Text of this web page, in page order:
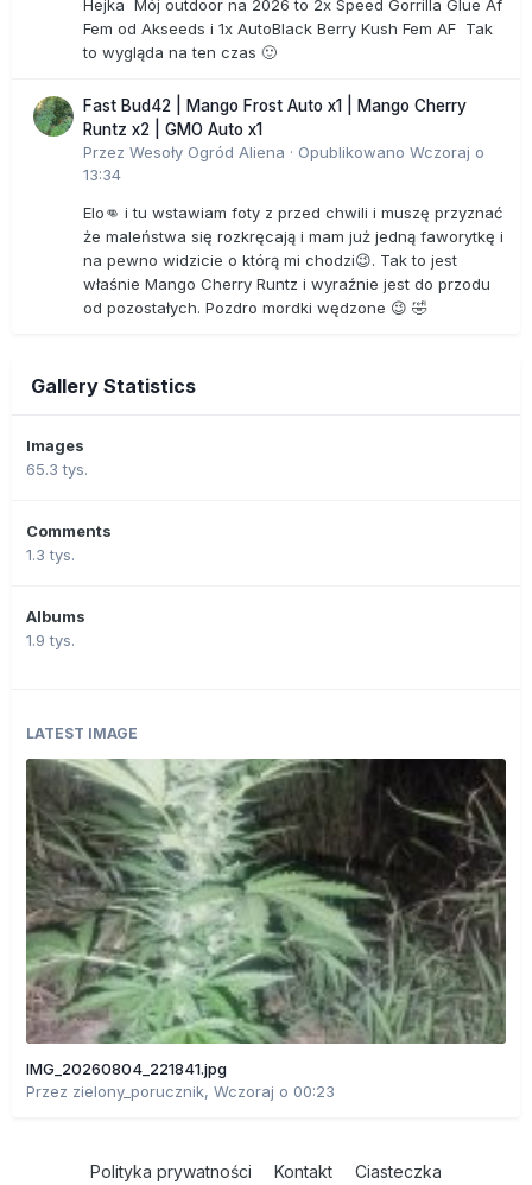
Hejka Mój outdoor na 2026 to 2x Speed Gorrilla Glue Af
Fem od Akseeds i 1x AutoBlack Berry Kush Fem AF Tak
to wygląda na ten czas 🙂
Fast Bud42 | Mango Frost Auto x1 | Mango Cherry
Runtz x2 | GMO Auto x1
Przez Wesoły Ogród Aliena · Opublikowano Wczoraj o
13:34
Elo👊 i tu wstawiam foty z przed chwili i muszę przyznać
że maleństwa się rozkręcają i mam już jedną faworytkę i
na pewno widzicie o którą mi chodzi😉. Tak to jest
właśnie Mango Cherry Runtz i wyraźnie jest do przodu
od pozostałych. Pozdro mordki wędzone 😉 🤣
Gallery Statistics
Images
65.3 tys.
Comments
1.3 tys.
Albums
1.9 tys.
LATEST IMAGE
IMG_20260804_221841.jpg
Przez zielony_porucznik, Wczoraj o 00:23
Polityka prywatności Kontakt Ciasteczka